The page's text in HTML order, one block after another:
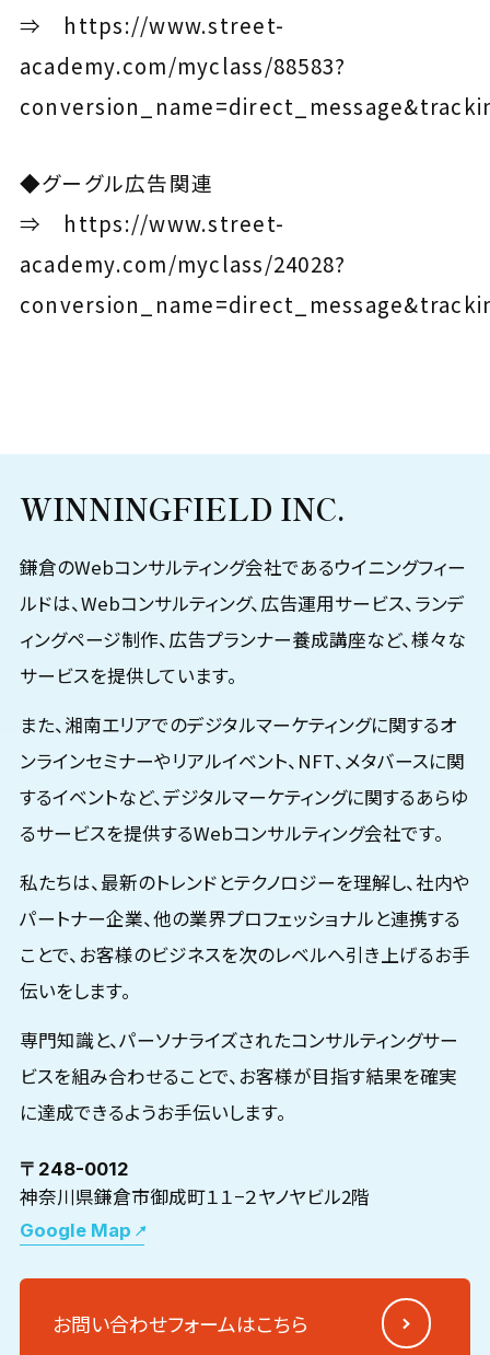
⇒ https://www.street-
academy.com/myclass/88583?
◆グーグル広告関連
⇒ https://www.street-
academy.com/myclass/24028?
WINNINGFIELD INC.
鎌倉のWebコンサルティング会社であるウイニングフィー
ルドは、Webコンサルティング、広告運用サービス、ランデ
ィングページ制作、広告プランナー養成講座など、様々な
サービスを提供しています。
また、湘南エリアでのデジタルマーケティングに関するオ
ンラインセミナーやリアルイベント、NFT、メタバースに関
するイベントなど、デジタルマーケティングに関するあらゆ
るサービスを提供するWebコンサルティング会社です。
私たちは、最新のトレンドとテクノロジーを理解し、社内や
パートナー企業、他の業界プロフェッショナルと連携する
ことで、お客様のビジネスを次のレベルへ引き上げるお手
伝いをします。
専門知識と、パーソナライズされたコンサルティングサー
ビスを組み合わせることで、お客様が目指す結果を確実
に達成できるようお手伝いします。
〒248-0012
神奈川県鎌倉市御成町１１−２ヤノヤビル2階
Google Map
お問い合わせフォームはこちら